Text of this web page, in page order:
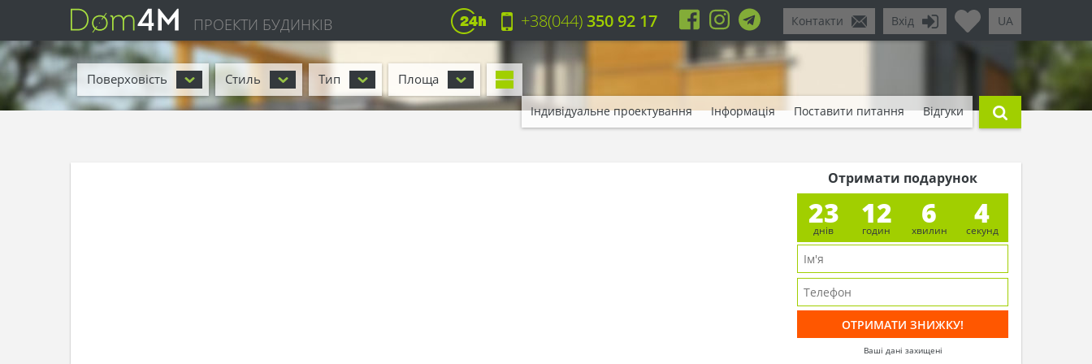
ПРОЕКТИ БУДИНКІВ UA
Вхід
Контакти
+38(044)350 92 17
Поверховість Стиль Тип Площа
Індивідуальне проектування Інформація Поставити питання Відгуки
Отримати подарунок
23
днів
12
годин
6
хвилин
2
секунд
Ваші дані захищені